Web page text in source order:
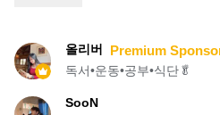
올리버 Premium
독서•운동•공부•식단🥬
SooN